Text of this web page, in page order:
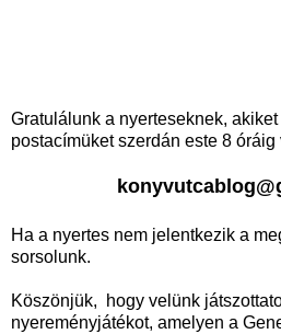
Gratulálunk a nyerteseknek,
postacímüket szerdán este 8
Ha a nyertes nem jelentkezik a
sorsolunk.
Köszönjük, hogy velünk
nyereményjátékot, amelyen a